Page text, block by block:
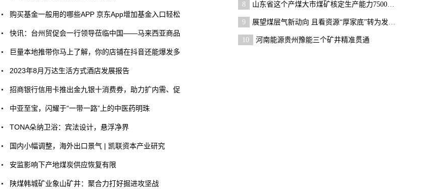
购买基金一般用的哪些APP 京东App增加基金入口轻松
快讯：台州贸促会一行领导莅临中国——马来西亚商品
巨量本地推带你马上了解，你的店铺在抖音还能爆发多
2023年8月万达生活方式酒店发展报告
招商银行信用卡推出金九银十消费券，助力扩内需、促
中亚至宝，闪耀于“一带一路”上的中医药明珠
TONA朵纳卫浴：宾法设计，悬浮净界
国内小幅调整，海外出口景气 | 凯联资本产业研究
安监影响下产地煤炭供应恢复有限
陕煤韩城矿业象山矿井：聚合力打好掘进攻坚战
8 山东省这个产煤大市煤矿核定生产能力7500万吨/年！
9 展望煤层气新动向 且看资源“厚家底”转为发展新引
10 河南能源贵州豫能三个矿井精准贯通